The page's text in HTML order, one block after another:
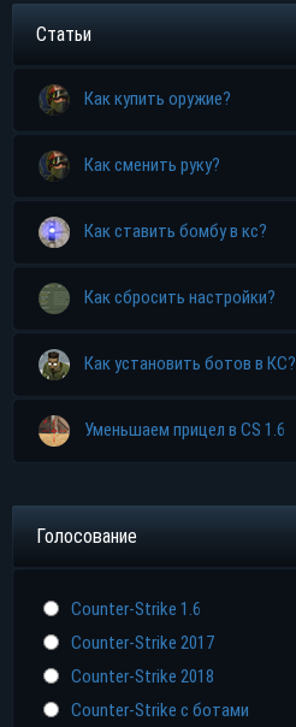
Статьи
Как купить оружие?
Как сменить руку?
Как ставить бомбу в кс?
Как сбросить настройки?
Как установить ботов в КС?
Уменьшаем прицел в CS 1.6
Голосование
Counter-Strike 1.6
Counter-Strike 2017
Counter-Strike 2018
Counter-Strike с ботами